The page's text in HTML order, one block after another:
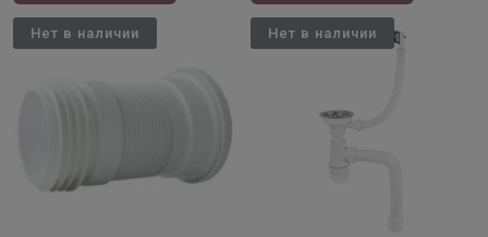
Нет в наличии Нет в наличии